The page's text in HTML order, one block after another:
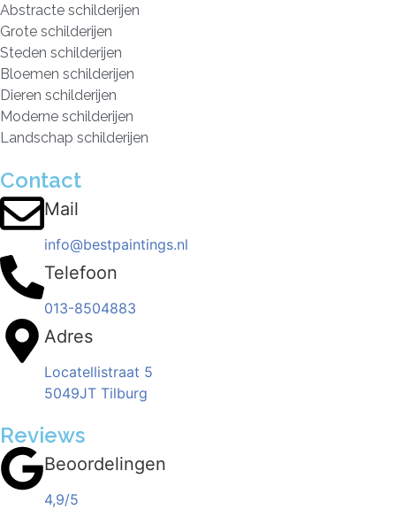
Abstracte schilderijen
Grote schilderijen
Steden schilderijen
Bloemen schilderijen
Dieren schilderijen
Moderne schilderijen
Landschap schilderijen
Contact
Mail
info@bestpaintings.nl
Telefoon
013-8504883
Adres
Locatellistraat 5
5049JT Tilburg
Reviews
Beoordelingen
4,9/5